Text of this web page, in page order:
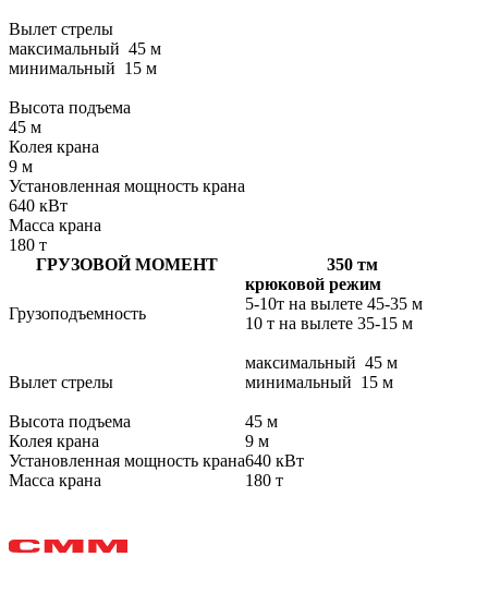
Вылет стрелы
максимальный 45 м
минимальный 15 м
Высота подъема
45 м
Колея крана
9 м
Установленная мощность крана
640 кВт
Масса крана
180 т
ГРУЗОВОЙ МОМЕНТ
350 тм
Грузоподъемность
крюковой режим
5-10т на вылете 45-35 м
10 т на вылете 35-15 м
Вылет стрелы
максимальный 45 м
минимальный 15 м
Высота подъема
45 м
Колея крана
9 м
Установленная мощность крана640 кВт
Масса крана
180 т